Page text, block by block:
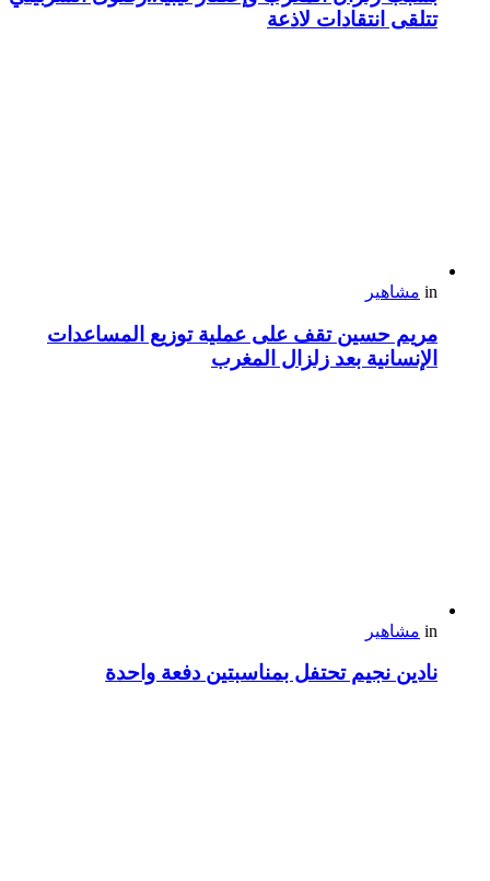
تتلقى انتقادات لاذعة
in مشاهير
مريم حسين تقف على عملية توزيع المساعدات
الإنسانية بعد زلزال المغرب
in مشاهير
نادين نجيم تحتفل بمناسبتين دفعة واحدة